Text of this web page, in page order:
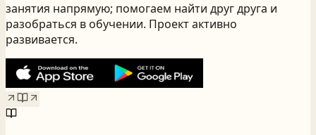
занятия напрямую; помогаем найти друг друга и
разобраться в обучении. Проект активно
развивается.